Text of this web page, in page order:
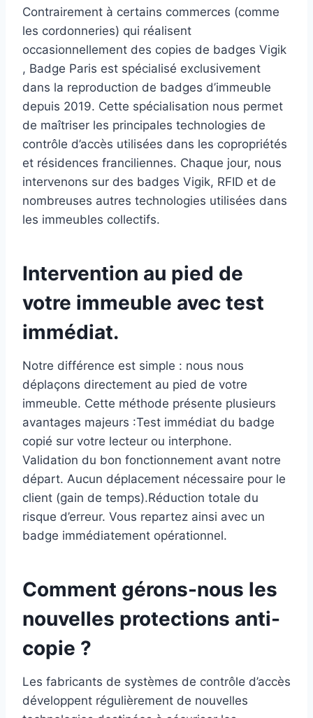
Contrairement à certains commerces (comme
les cordonneries) qui réalisent
occasionnellement des copies de badges Vigik
, Badge Paris est spécialisé exclusivement
dans la reproduction de badges d’immeuble
depuis 2019. ​Cette spécialisation nous permet
de maîtriser les principales technologies de
contrôle d’accès utilisées dans les copropriétés
et résidences franciliennes. Chaque jour, nous
intervenons sur des badges Vigik, RFID et de
nombreuses autres technologies utilisées dans
les immeubles collectifs.​
Intervention au pied de
votre immeuble avec test
immédiat.
Notre différence est simple : nous nous
déplaçons directement au pied de votre
immeuble. Cette méthode présente plusieurs
avantages majeurs :​Test immédiat du badge
copié sur votre lecteur ou interphone.​
Validation du bon fonctionnement avant notre
départ.​ Aucun déplacement nécessaire pour le
client (gain de temps).​Réduction totale du
risque d’erreur. ​Vous repartez ainsi avec un
badge immédiatement opérationnel.​
Comment gérons-nous les
nouvelles protections anti-
copie ? ​
Les fabricants de systèmes de contrôle d’accès
développent régulièrement de nouvelles